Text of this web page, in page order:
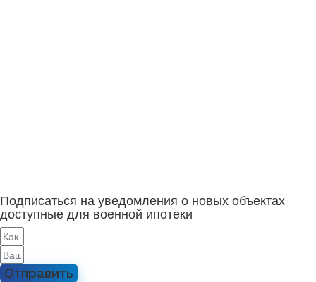
Подписаться на уведомления о новых объектах
доступные для военной ипотеки
Отправить